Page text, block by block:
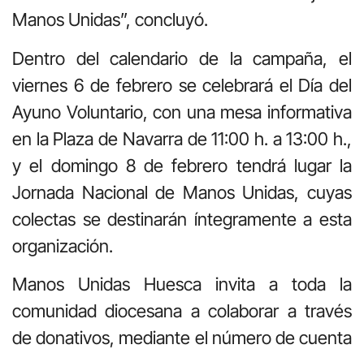
Manos Unidas”, concluyó.
Dentro del calendario de la campaña, el
viernes 6 de febrero se celebrará el Día del
Ayuno Voluntario, con una mesa informativa
en la Plaza de Navarra de 11:00 h. a 13:00 h.,
y el domingo 8 de febrero tendrá lugar la
Jornada Nacional de Manos Unidas, cuyas
colectas se destinarán íntegramente a esta
organización.
Manos Unidas Huesca invita a toda la
comunidad diocesana a colaborar a través
de donativos, mediante el número de cuenta